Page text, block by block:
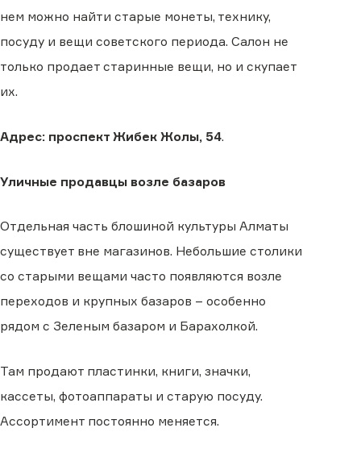
нем можно найти старые монеты, технику,
посуду и вещи советского периода. Салон не
только продает старинные вещи, но и скупает
их.
Адрес: проспект Жибек Жолы, 54.
Уличные продавцы возле базаров
Отдельная часть блошиной культуры Алматы
существует вне магазинов. Небольшие столики
со старыми вещами часто появляются возле
переходов и крупных базаров – особенно
рядом с Зеленым базаром и Барахолкой.
Там продают пластинки, книги, значки,
кассеты, фотоаппараты и старую посуду.
Ассортимент постоянно меняется.